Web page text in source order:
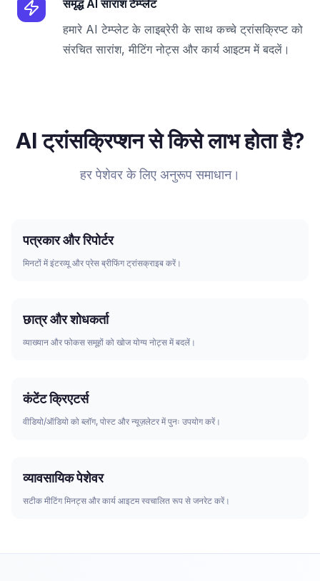
समृद्ध AI सारांश टेम्प्लेट
हमारे AI टेम्प्लेट के लाइब्रेरी के साथ कच्चे ट्रांसक्रिप्ट को
संरचित सारांश, मीटिंग नोट्स और कार्य आइटम में बदलें।
AI ट्रांसक्रिप्शन से किसे लाभ होता है?
हर पेशेवर के लिए अनुरूप समाधान।
पत्रकार और रिपोर्टर
मिनटों में इंटरव्यू और प्रेस ब्रीफिंग ट्रांसक्राइब करें।
छात्र और शोधकर्ता
व्याख्यान और फोकस समूहों को खोज योग्य नोट्स में बदलें।
कंटेंट क्रिएटर्स
वीडियो/ऑडियो को ब्लॉग, पोस्ट और न्यूज़लेटर में पुनः उपयोग करें।
व्यावसायिक पेशेवर
सटीक मीटिंग मिनट्स और कार्य आइटम स्वचालित रूप से जनरेट करें।